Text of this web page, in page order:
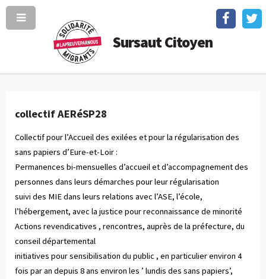
Sursaut Citoyen
collectif AERéSP28
Collectif pour l’Accueil des exilées et pour la régularisation des
sans papiers d’Eure-et-Loir :
Permanences bi-mensuelles d’accueil et d’accompagnement des
personnes dans leurs démarches pour leur régularisation
suivi des MIE dans leurs relations avec l’ASE, l’école,
l’hébergement, avec la justice pour reconnaissance de minorité
Actions revendicatives , rencontres, auprès de la préfecture, du
conseil départemental
initiatives pour sensibilisation du public , en particulier environ 4
fois par an depuis 8 ans environ les ’ lundis des sans papiers’,